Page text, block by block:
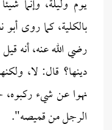
يوم وليلة، وإنما
بالكلية، كما روى
رضي الله عنه، أنه
دينها؟ قال: لا،
نهوا عن شيء ركبوه،
الرجل من قميصه".